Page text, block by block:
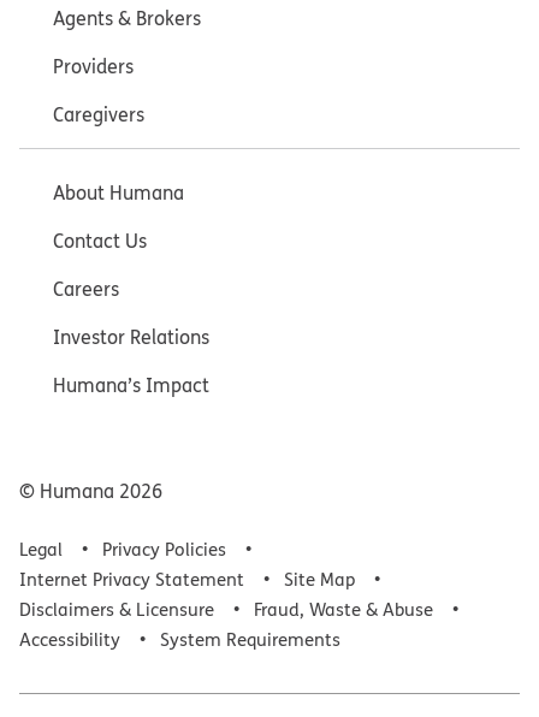
Agents & Brokers
Providers
Caregivers
About Humana
Contact Us
Careers
Investor Relations
Humana’s Impact
© Humana 2026
Legal
Privacy Policies
Internet Privacy Statement
Site Map
Disclaimers & Licensure
Fraud, Waste & Abuse
Accessibility
System Requirements